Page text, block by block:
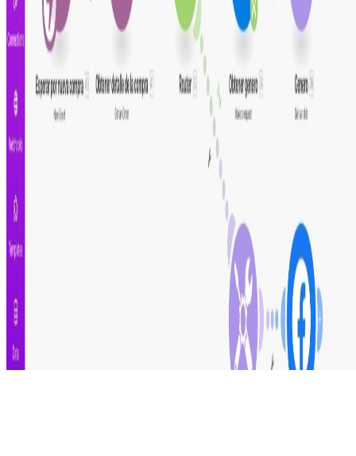
Comparte este escenario
Ayuda a otros profesionales a descubrir esta
automatización. Comparte en tus redes para que más
personas puedan mejorar su productividad.
SOBRE
© 2024 Automatiza.dev. Todos los derechos
reservados.
Este no una plataforma
Importante:
Make no brinda soporte de estas plantillas.
Términos y condiciones
Configuración de cookies